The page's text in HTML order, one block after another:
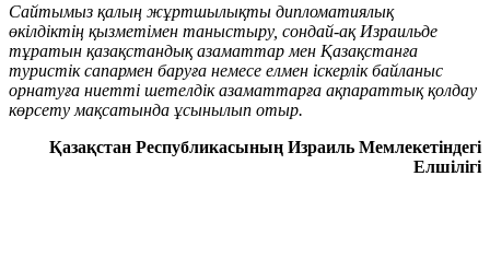
Сайтымыз қалың жұртшылықты дипломатиялық
өкілдіктің қызметімен таныстыру, сондай-ақ Израильде
тұратын қазақстандық азаматтар мен Қазақстанға
туристік сапармен баруға немесе елмен іскерлік байланыс
орнатуға ниетті шетелдік азаматтарға ақпараттық қолдау
көрсету мақсатында ұсынылып отыр.
Қазақстан Республикасының Израиль Мемлекетіндегі
Елшілігі